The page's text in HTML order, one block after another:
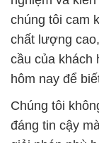
Chúng tôi
đáng tin cậy
giải pháp phù
bạn. Cam kết
những điểm
gian là yếu tố